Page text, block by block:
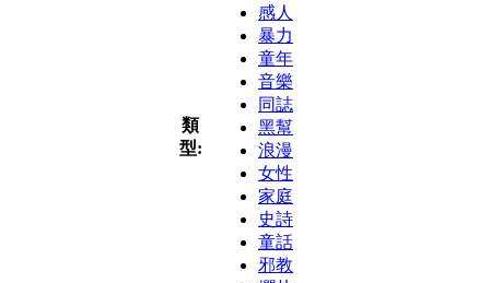
類
型:
感人
暴力
童年
音樂
同誌
黑幫
浪漫
女性
家庭
史詩
童話
邪教